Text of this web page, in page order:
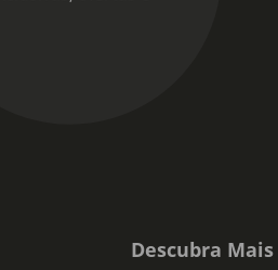
Descubra Mais